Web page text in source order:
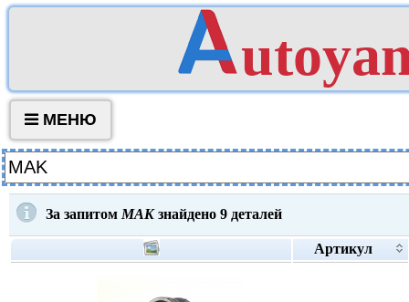
МЕНЮ
За запитом MAKзнайдено 9 деталей
Артикул